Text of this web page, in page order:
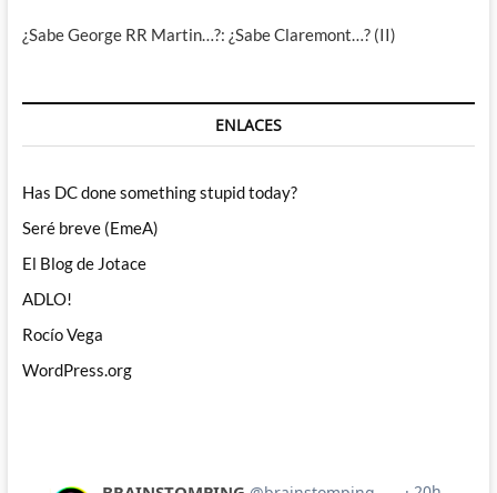
¿Sabe George RR Martin…?: ¿Sabe Claremont…? (II)
ENLACES
Has DC done something stupid today?
Seré breve (EmeA)
El Blog de Jotace
ADLO!
Rocío Vega
WordPress.org